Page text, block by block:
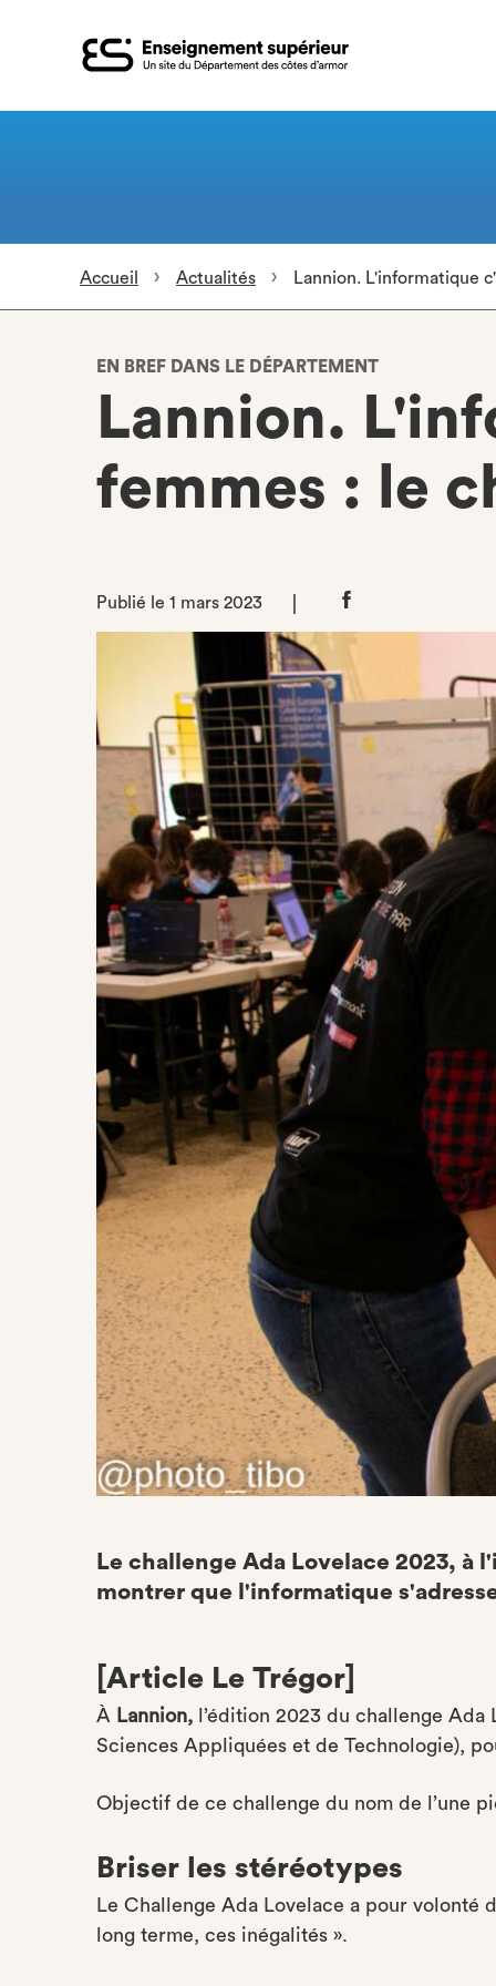
Accueil Actualités Lannion. L'informatique
EN BREF DANS LE DÉPARTEMENT
Lannion.
femmes : le
Publié le 1 mars 2023
Partager
Le challenge Ada Lovelace 2023,
montrer que l'informatique
[Article Le Trégor]
À Lannion, l’édition 2023 du challenge Ada
Sciences Appliquées et de Technologie),
Objectif de ce challenge du nom de l’une
Briser les stéréotypes
Le Challenge Ada Lovelace a pour volonté
long terme, ces inégalités ».